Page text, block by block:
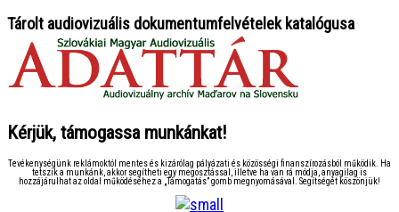
Tárolt audiovizuális dokumentumfelvételek katalógusa
Kérjük, támogassa munkánkat!
Tevékenységünk reklámoktól mentes és kizárólag pályázati és közösségi finanszírozásból működik. Ha
tetszik a munkánk, akkor segítheti egy megosztással, illetve ha van rá módja, anyagilag is
hozzájárulhat az oldal működéséhez a „Támogatás” gomb megnyomásával. Segítségét köszönjük!